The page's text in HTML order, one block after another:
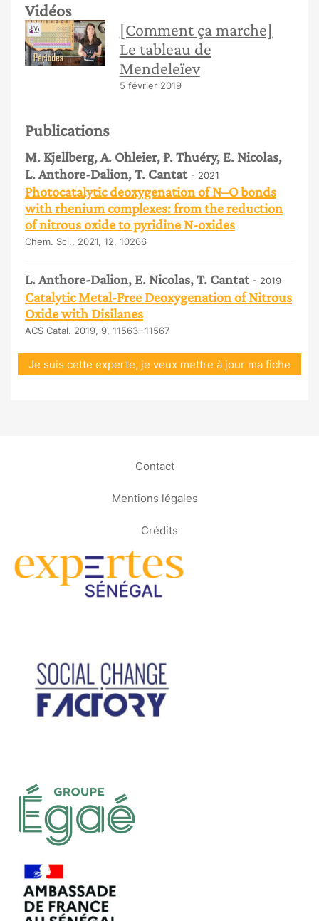
Vidéos
[Comment ça marche]
Le tableau de
Mendeleïev
5 février 2019
Publications
M. Kjellberg, A. Ohleier, P. Thuéry, E. Nicolas,
L. Anthore-Dalion, T. Cantat - 2021
Photocatalytic deoxygenation of N–O bonds
with rhenium complexes: from the reduction
of nitrous oxide to pyridine N-oxides
Chem. Sci., 2021, 12, 10266
L. Anthore-Dalion, E. Nicolas, T. Cantat - 2019
Catalytic Metal-Free Deoxygenation of Nitrous
Oxide with Disilanes
ACS Catal. 2019, 9, 11563−11567
Je suis cette experte, je veux mettre à jour ma fiche
Contact
Mentions légales
Crédits